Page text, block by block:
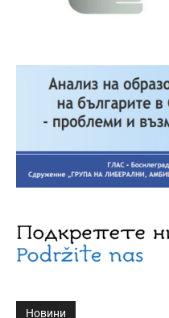
Новини